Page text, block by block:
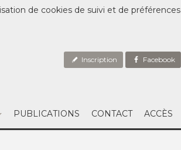
de cookies de suivi et de préférences
Inscription Facebook
PUBLICATIONS CONTACT ACCÈS